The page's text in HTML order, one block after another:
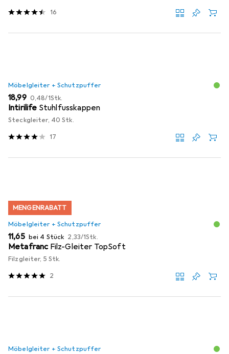
16
Möbelgleiter + Schutzpuffer
EUR
18,99 EUR
0,48/1Stk.
Intirilife Stuhlfusskappen
Steckgleiter, 40 Stk.
17
MENGENRABATT
Möbelgleiter + Schutzpuffer
EUR
11,65 bei 4 Stück EUR
2,33/1Stk.
Metafranc Filz-Gleiter TopSoft
Filzgleiter, 5 Stk.
2
Möbelgleiter + Schutzpuffer